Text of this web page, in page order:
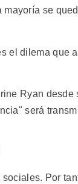
se
el dilema que
Ryan desde
será
Por